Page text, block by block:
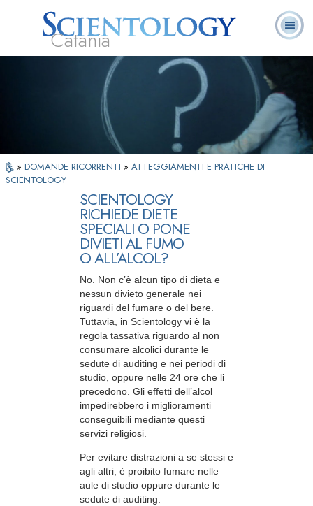
Catania
Che cos’è
Scientology?
Ministri
Volontari
Domande
ricorrenti
» DOMANDE RICORRENTI » ATTEGGIAMENTI E PRATICHE DI
SCIENTOLOGY
SCIENTOLOGY
RICHIEDE DIETE
SPECIALI O PONE
DIVIETI AL FUMO
O ALL’ALCOL?
No. Non c’è alcun tipo di dieta e
nessun divieto generale nei
riguardi del fumare o del bere.
Tuttavia, in Scientology vi è la
regola tassativa riguardo al non
consumare alcolici durante le
sedute di auditing e nei periodi di
studio, oppure nelle 24 ore che li
precedono. Gli effetti dell’alcol
impedirebbero i miglioramenti
conseguibili mediante questi
servizi religiosi.
Per evitare distrazioni a se stessi e
agli altri, è proibito fumare nelle
aule di studio oppure durante le
sedute di auditing.